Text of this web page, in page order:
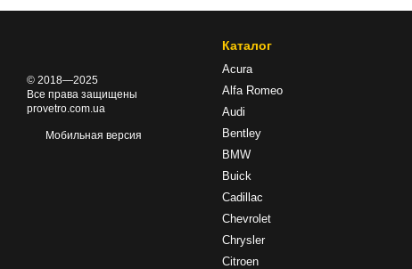
© 2018—2025
Все права защищены
provetro.com.ua
Мобильная версия
Каталог
Acura
Alfa Romeo
Audi
Bentley
BMW
Buick
Cadillac
Chevrolet
Chrysler
Citroen